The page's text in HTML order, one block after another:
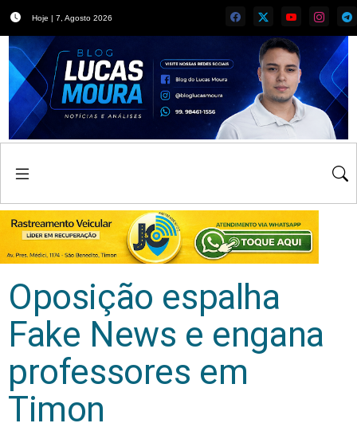
Hoje | 7, Agosto 2026
Oposição espalha
Fake News e engana
professores em
Timon